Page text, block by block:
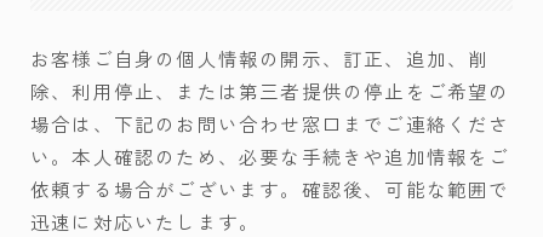
お客様ご自身の個人情報の開示、訂正、追加、削
除、利用停止、または第三者提供の停止をご希望の
場合は、下記のお問い合わせ窓口までご連絡くださ
い。本人確認のため、必要な手続きや追加情報をご
依頼する場合がございます。確認後、可能な範囲で
迅速に対応いたします。